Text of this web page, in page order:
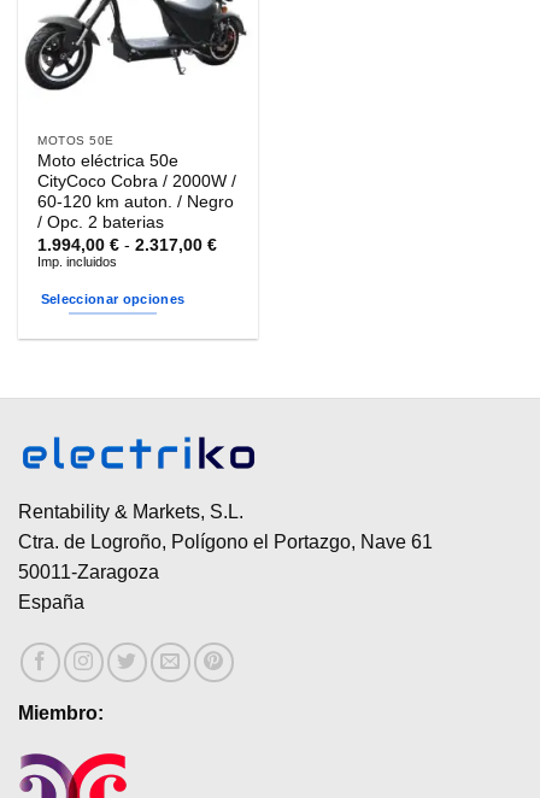
MOTOS 50E
Moto eléctrica 50e
CityCoco Cobra / 2000W /
60-120 km auton. / Negro
/ Opc. 2 baterias
1.994,00€ - 2.317,00€Rango
2.317,00 €
Imp. incluidos
Seleccionar opciones
múltiples
Las
se
elegir
en
la
de
producto
Rentability & Markets, S.L.
Ctra. de Logroño, Polígono el Portazgo, Nave 61
50011-Zaragoza
España
Miembro: